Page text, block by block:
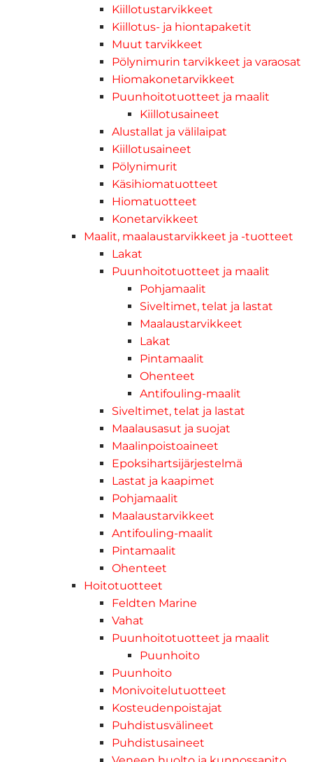
Kiillotustarvikkeet
Kiillotus- ja hiontapaketit
Muut tarvikkeet
Pölynimurin tarvikkeet ja varaosat
Hiomakonetarvikkeet
Puunhoitotuotteet ja maalit
Kiillotusaineet
Alustallat ja välilaipat
Kiillotusaineet
Pölynimurit
Käsihiomatuotteet
Hiomatuotteet
Konetarvikkeet
Maalit, maalaustarvikkeet ja -tuotteet
Lakat
Puunhoitotuotteet ja maalit
Pohjamaalit
Siveltimet, telat ja lastat
Maalaustarvikkeet
Lakat
Pintamaalit
Ohenteet
Antifouling-maalit
Siveltimet, telat ja lastat
Maalausasut ja suojat
Maalinpoistoaineet
Epoksihartsijärjestelmä
Lastat ja kaapimet
Pohjamaalit
Maalaustarvikkeet
Antifouling-maalit
Pintamaalit
Ohenteet
Hoitotuotteet
Feldten Marine
Vahat
Puunhoitotuotteet ja maalit
Puunhoito
Puunhoito
Monivoitelutuotteet
Kosteudenpoistajat
Puhdistusvälineet
Puhdistusaineet